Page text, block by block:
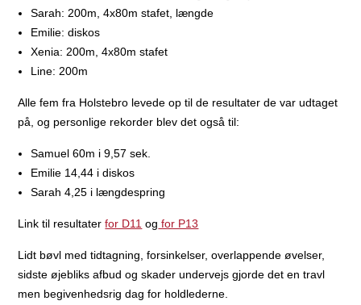
Sarah: 200m, 4x80m stafet, længde
Emilie: diskos
Xenia: 200m, 4x80m stafet
Line: 200m
Alle fem fra Holstebro levede op til de resultater de var udtaget
på, og personlige rekorder blev det også til:
Samuel 60m i 9,57 sek.
Emilie 14,44 i diskos
Sarah 4,25 i længdespring
Link til resultaterfor D11 og for P13
Lidt bøvl med tidtagning, forsinkelser, overlappende øvelser,
sidste øjebliks afbud og skader undervejs gjorde det en travl
men begivenhedsrig dag for holdlederne.